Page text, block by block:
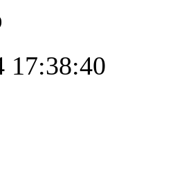
17:38:40